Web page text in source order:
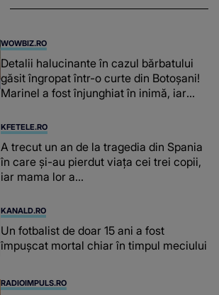
WOWBIZ.RO
Detalii halucinante în cazul bărbatului
găsit îngropat într-o curte din Botoșani!
Marinel a fost înjunghiat în inimă, iar
suspecți
KFETELE.RO
A trecut un an de la tragedia din Spania
în care și-au pierdut viața cei trei copii,
iar mama lor a…
KANALD.RO
Un fotbalist de doar 15 ani a fost
împușcat mortal chiar în timpul meciului
RADIOIMPULS.RO